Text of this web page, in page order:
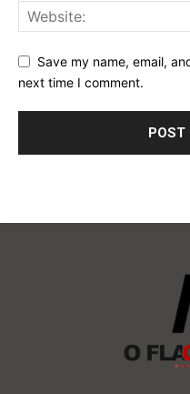
Save my name, email,
next time I comment.